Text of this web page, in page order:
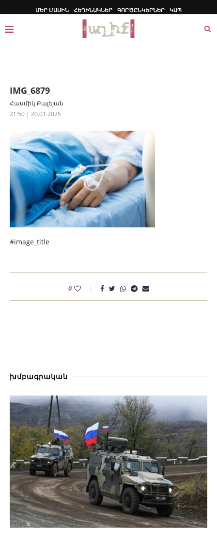
ՄԵՐ ՄԱՍԻՆ ՀԵՂԻՆԱԿՆԵՐ ԳՈՐԾԸՆԿԵՐՆԵՐ ԿԱՊ
IMG_6879
Հասմիկ Բալեյան
21:50 | 20.01.2025
#image_title
0
խմբագրական